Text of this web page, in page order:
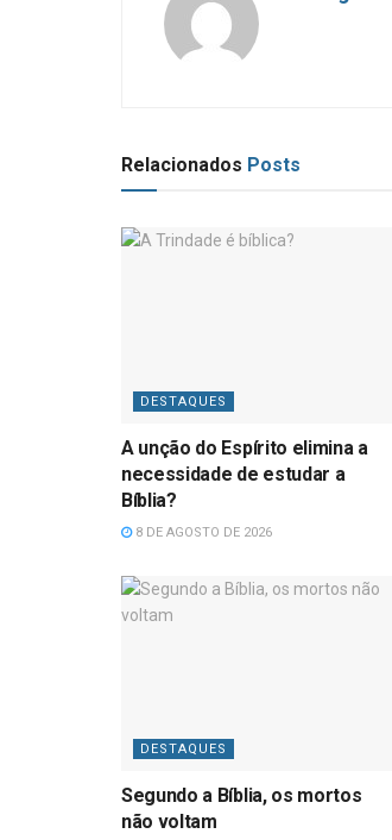
Relacionados Posts
DESTAQUES
A unção do Espírito elimina a
necessidade de estudar a
Bíblia?
8 DE AGOSTO DE 2026
DESTAQUES
Segundo a Bíblia, os mortos
não voltam